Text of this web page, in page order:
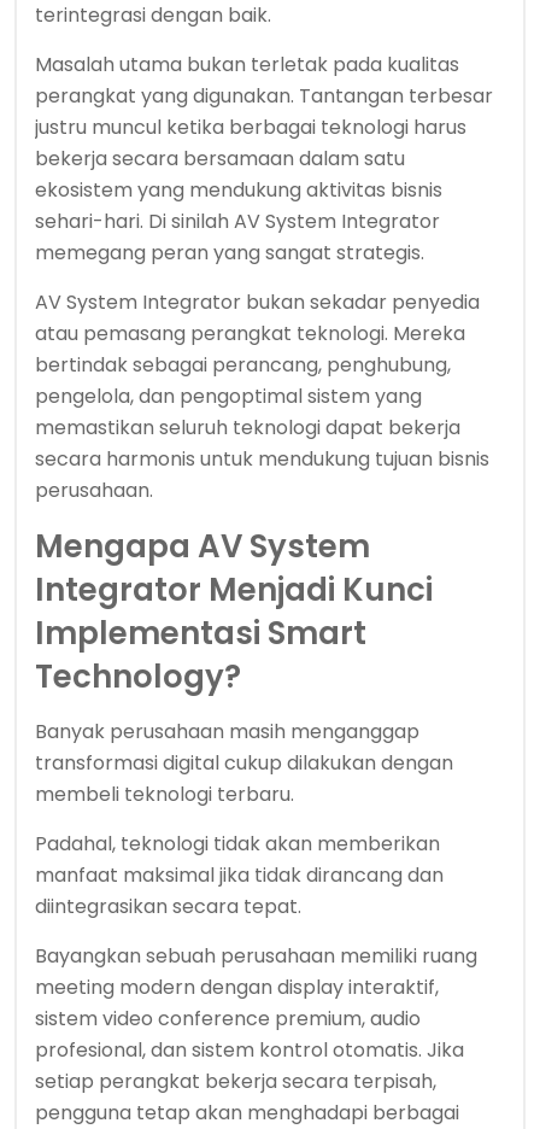
terintegrasi dengan baik.
Masalah utama bukan terletak pada kualitas
perangkat yang digunakan. Tantangan terbesar
justru muncul ketika berbagai teknologi harus
bekerja secara bersamaan dalam satu
ekosistem yang mendukung aktivitas bisnis
sehari-hari. Di sinilah AV System Integrator
memegang peran yang sangat strategis.
AV System Integrator bukan sekadar penyedia
atau pemasang perangkat teknologi. Mereka
bertindak sebagai perancang, penghubung,
pengelola, dan pengoptimal sistem yang
memastikan seluruh teknologi dapat bekerja
secara harmonis untuk mendukung tujuan bisnis
perusahaan.
Mengapa AV System
Integrator Menjadi Kunci
Implementasi Smart
Technology?
Banyak perusahaan masih menganggap
transformasi digital cukup dilakukan dengan
membeli teknologi terbaru.
Padahal, teknologi tidak akan memberikan
manfaat maksimal jika tidak dirancang dan
diintegrasikan secara tepat.
Bayangkan sebuah perusahaan memiliki ruang
meeting modern dengan display interaktif,
sistem video conference premium, audio
profesional, dan sistem kontrol otomatis. Jika
setiap perangkat bekerja secara terpisah,
pengguna tetap akan menghadapi berbagai